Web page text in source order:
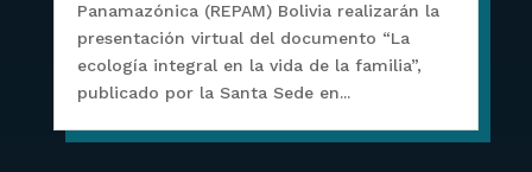
Panamazónica (REPAM) Bolivia realizarán la
presentación virtual del documento “La
ecología integral en la vida de la familia”,
publicado por la Santa Sede en...